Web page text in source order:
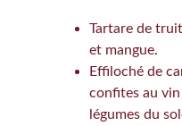
Tartare de
et mangue.
Effiloché de
confites au
légumes du